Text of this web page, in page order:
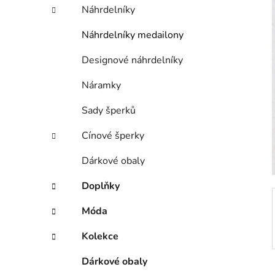
Náhrdelníky
Náhrdelníky medailony
Designové náhrdelníky
Náramky
Sady šperků
Cínové šperky
Dárkové obaly
Doplňky
Móda
Kolekce
Dárkové obaly